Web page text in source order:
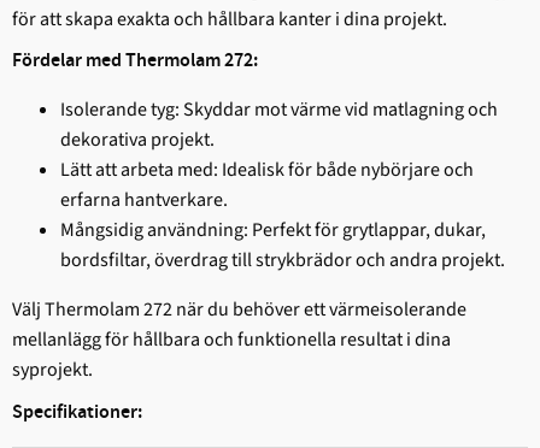
för att skapa exakta och hållbara kanter i dina projekt.
Fördelar med Thermolam 272:
Isolerande tyg: Skyddar mot värme vid matlagning och
dekorativa projekt.
Lätt att arbeta med: Idealisk för både nybörjare och
erfarna hantverkare.
Mångsidig användning: Perfekt för grytlappar, dukar,
bordsfiltar, överdrag till strykbrädor och andra projekt.
Välj Thermolam 272 när du behöver ett värmeisolerande
mellanlägg för hållbara och funktionella resultat i dina
syprojekt.
Specifikationer: